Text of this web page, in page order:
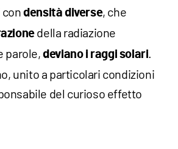
condensità diverse, che
della radiazione
parole,deviano i raggi solari
unito a particolari condizioni
del curioso effetto